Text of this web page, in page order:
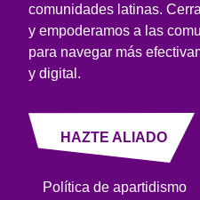
comunidades latinas.
y empoderamos a las
para navegar más
y digital.
HAZTE ALIADO
Política de apartidismo